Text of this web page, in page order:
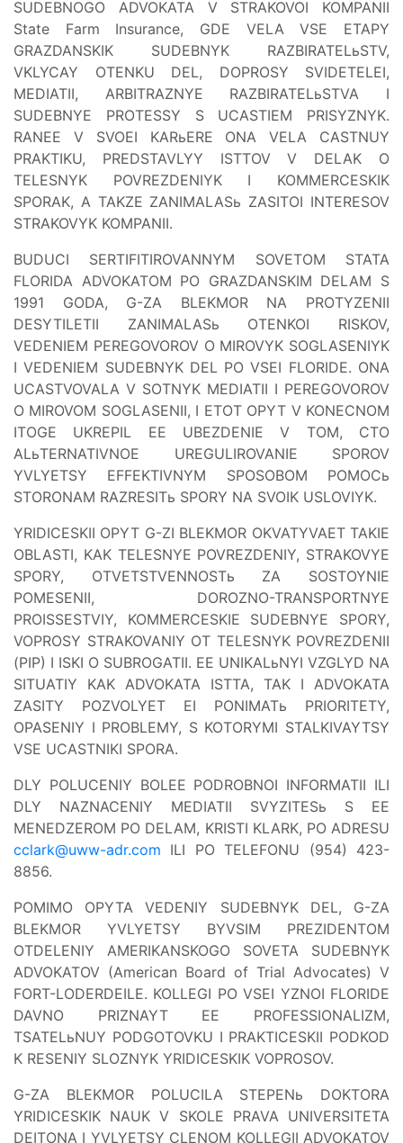
SUDEBNOGO ADVOKATA V STRAKOVOI KOMPANII
State Farm Insurance, GDE VELA VSE ETAPY
GRAZDANSKIK SUDEBNYK RAZBIRATELьSTV,
VKLYCAY OTENKU DEL, DOPROSY SVIDETELEI,
MEDIATII, ARBITRAZNYE RAZBIRATELьSTVA I
SUDEBNYE PROTESSY S UCASTIEM PRISYZNYK.
RANEE V SVOEI KARьERE ONA VELA CASTNUY
PRAKTIKU, PREDSTAVLYY ISTTOV V DELAK O
TELESNYK POVREZDENIYK I KOMMERCESKIK
SPORAK, A TAKZE ZANIMALASь ZASITOI INTERESOV
STRAKOVYK KOMPANII.
BUDUCI SERTIFITIROVANNYM SOVETOM STATA
FLORIDA ADVOKATOM PO GRAZDANSKIM DELAM S
1991 GODA, G-ZA BLEKMOR NA PROTYZENII
DESYTILETII ZANIMALASь OTENKOI RISKOV,
VEDENIEM PEREGOVOROV O MIROVYK SOGLASENIYK
I VEDENIEM SUDEBNYK DEL PO VSEI FLORIDE. ONA
UCASTVOVALA V SOTNYK MEDIATII I PEREGOVOROV
O MIROVOM SOGLASENII, I ETOT OPYT V KONECNOM
ITOGE UKREPIL EE UBEZDENIE V TOM, CTO
ALьTERNATIVNOE UREGULIROVANIE SPOROV
YVLYETSY EFFEKTIVNYM SPOSOBOM POMOCь
STORONAM RAZRESITь SPORY NA SVOIK USLOVIYK.
YRIDICESKII OPYT G-ZI BLEKMOR OKVATYVAET TAKIE
OBLASTI, KAK TELESNYE POVREZDENIY, STRAKOVYE
SPORY, OTVETSTVENNOSTь ZA SOSTOYNIE
POMESENII, DOROZNO-TRANSPORTNYE
PROISSESTVIY, KOMMERCESKIE SUDEBNYE SPORY,
VOPROSY STRAKOVANIY OT TELESNYK POVREZDENII
(PIP) I ISKI O SUBROGATII. EE UNIKALьNYI VZGLYD NA
SITUATIY KAK ADVOKATA ISTTA, TAK I ADVOKATA
ZASITY POZVOLYET EI PONIMATь PRIORITETY,
OPASENIY I PROBLEMY, S KOTORYMI STALKIVAYTSY
VSE UCASTNIKI SPORA.
DLY POLUCENIY BOLEE PODROBNOI INFORMATII ILI
DLY NAZNACENIY MEDIATII SVYZITESь S EE
MENEDZEROM PO DELAM, KRISTI KLARK, PO ADRESU
cclark@uww-adr.com ILI PO TELEFONU (954) 423-
8856.
POMIMO OPYTA VEDENIY SUDEBNYK DEL, G-ZA
BLEKMOR YVLYETSY BYVSIM PREZIDENTOM
OTDELENIY AMERIKANSKOGO SOVETA SUDEBNYK
ADVOKATOV (American Board of Trial Advocates) V
FORT-LODERDEILE. KOLLEGI PO VSEI YZNOI FLORIDE
DAVNO PRIZNAYT EE PROFESSIONALIZM,
TSATELьNUY PODGOTOVKU I PRAKTICESKII PODKOD
K RESENIY SLOZNYK YRIDICESKIK VOPROSOV.
G-ZA BLEKMOR POLUCILA STEPENь DOKTORA
YRIDICESKIK NAUK V SKOLE PRAVA UNIVERSITETA
DEITONA I YVLYETSY CLENOM KOLLEGII ADVOKATOV